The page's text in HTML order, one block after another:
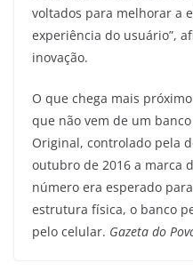
voltados para melhorar a
experiência do usuário”,
inovação.
O que chega mais
que não vem de um
Original, controlado pela
outubro de 2016 a marca
número era esperado
estrutura física, o banco
pelo celular. Gazeta do